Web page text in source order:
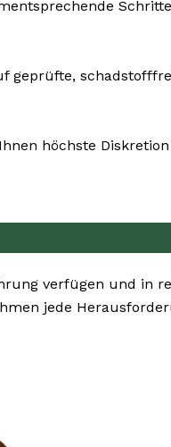
geprüfte,
höchste
verfügen und in
jede